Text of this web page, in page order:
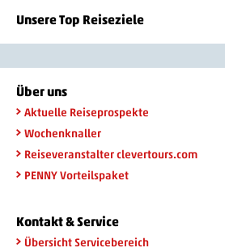
Unsere Top Reiseziele
Über uns
Aktuelle Reiseprospekte
Wochenknaller
Reiseveranstalter clevertours.com
PENNY Vorteilspaket
Kontakt & Service
Übersicht Servicebereich